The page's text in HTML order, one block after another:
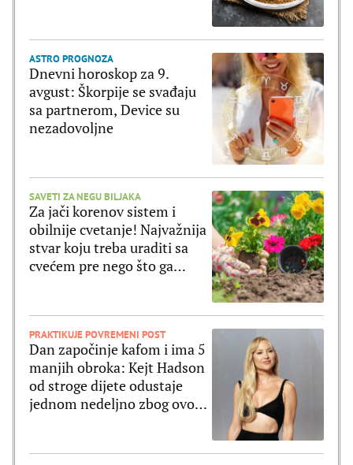
ASTRO PROGNOZA
Dnevni horoskop za 9.
avgust: Škorpije se svađaju
sa partnerom, Device su
nezadovoljne
SAVETI ZA NEGU BILJAKA
Za jači korenov sistem i
obilnije cvetanje! Najvažnija
stvar koju treba uraditi sa
cvećem pre nego što ga
PRAKTIKUJE POVREMENI POST
Dan započinje kafom i ima 5
manjih obroka: Kejt Hadson
od stroge dijete odustaje
jednom nedeljno zbog ovog